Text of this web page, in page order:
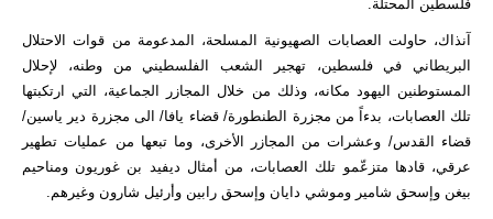
فلسطين المحتلة.
آنذاك، حاولت العصابات الصهيونية المسلحة، المدعومة من قوات الاحتلال
البريطاني في فلسطين، تهجير الشعب الفلسطيني من وطنه، لإحلال
المستوطنين اليهود مكانه، وذلك من خلال المجازر الجماعية، التي ارتكبتها
تلك العصابات، بدءاً من مجزرة الطنطورة/ قضاء يافا/ الى مجزرة دير ياسين/
قضاء القدس/ وعشرات من المجازر الأخرى، وما تبعها من عمليات تطهير
عرقي، قادها متزعّمو تلك العصابات، من أمثال ديفيد بن غوريون ومناحيم
بيغن وإسحق شامير وموشي دايان وإسحق رابين وأرئيل شارون وغيرهم.